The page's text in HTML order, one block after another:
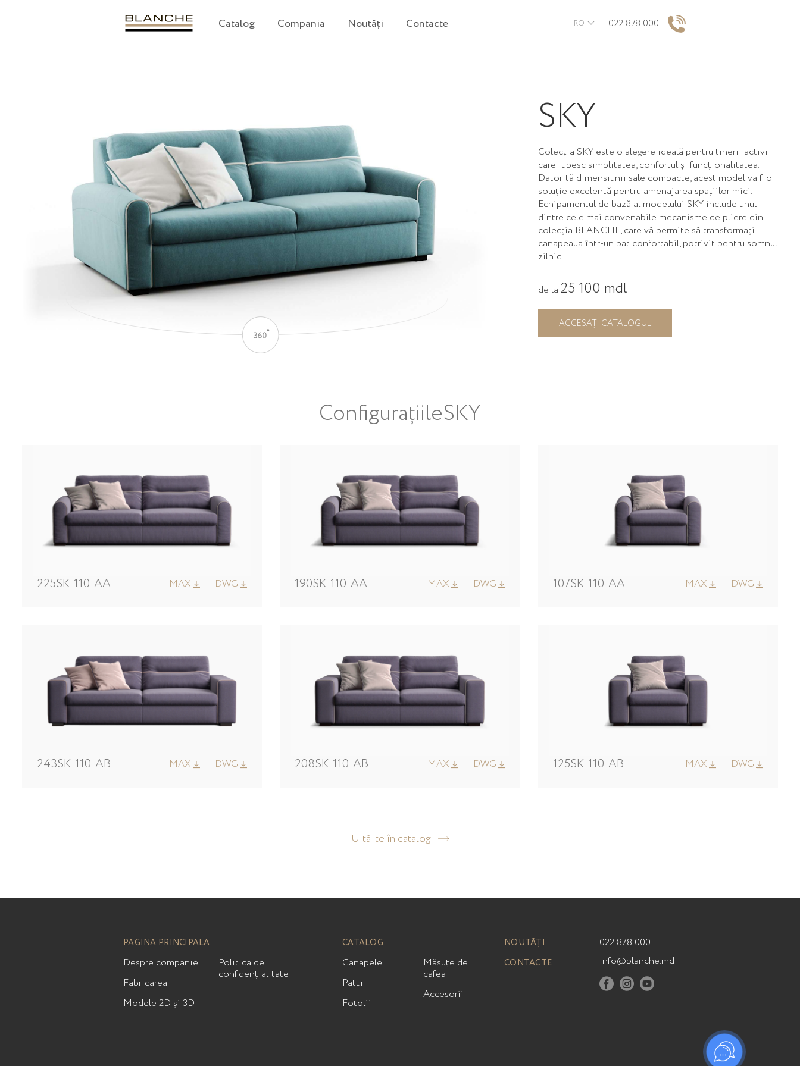
Catalog Compania Noutăți Contacte RO 022 878 000
SKY
Colecția SKY este o alegere ideală pentru tinerii activi
care iubesc simplitatea, confortul și funcționalitatea.
Datorită dimensiunii sale compacte, acest model va fi o
soluție excelentă pentru amenajarea spațiilor mici.
Echipamentul de bază al modelului SKY include unul
dintre cele mai convenabile mecanisme de pliere din
colecția BLANCHE, care vă permite să transformați
canapeaua într-un pat confortabil, potrivit pentru somnul
zilnic.
de la 25 100 mdl
ACCESAȚI CATALOGUL
ConfigurațiileSKY
225SK-110-AA MAX DWG 190SK-110-AA MAX DWG 107SK-110-AA MAX DWG
243SK-110-AB MAX DWG 208SK-110-AB MAX DWG 125SK-110-AB MAX DWG
Uită-te în catalog
PAGINA PRINCIPALA
Despre companie
Fabricarea
Modele 2D și 3D
Politica de
confidențialitate
CATALOG
Сanapele
Paturi
Fotolii
Măsuțe de
cafea
Accesorii
NOUTĂȚI
CONTACTE
022 878 000
info@blanche.md